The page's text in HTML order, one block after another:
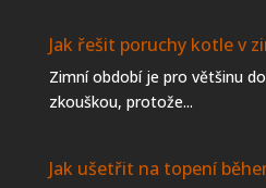
Jak řešit poruchy kotle v
Zimní období je pro většinu
zkouškou, protože...
Jak ušetřit na topení